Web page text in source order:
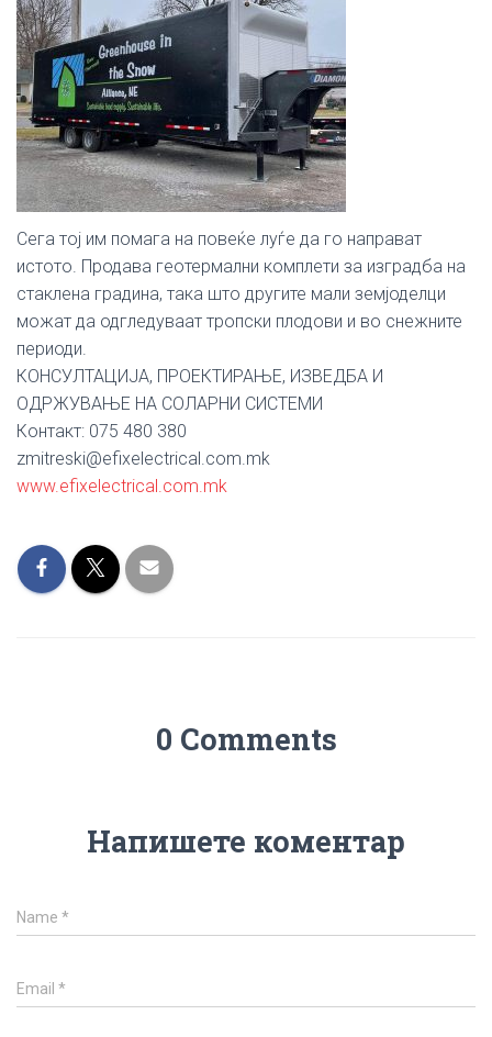
Сега тој им помага на повеќе луѓе да го направат
истото. Продава геотермални комплети за изградба на
стаклена градина, така што другите мали земјоделци
можат да одгледуваат тропски плодови и во снежните
периоди.
КОНСУЛТАЦИЈА, ПРОЕКТИРАЊЕ, ИЗВЕДБА И
ОДРЖУВАЊЕ НА СОЛАРНИ СИСТЕМИ
Контакт: 075 480 380
zmitreski@efixelectrical.com.mk
www.efixelectrical.com.mk
0 Comments
Напишете коментар
Name *
Email *